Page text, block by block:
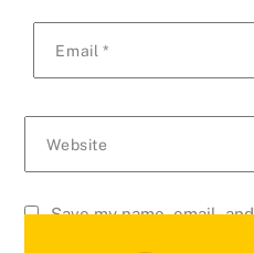
Email *
Website
Save my name, email,